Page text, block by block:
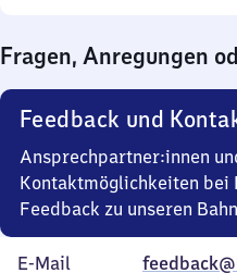
0
Uhr
Fragen, Anregungen
Feedback und
Ansprechpartner:innen
Kontaktmöglichkeiten bei
Feedback zu unseren
E-Mail